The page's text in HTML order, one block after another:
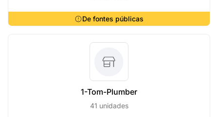
De fontes públicas
1-Tom-Plumber
41 unidades